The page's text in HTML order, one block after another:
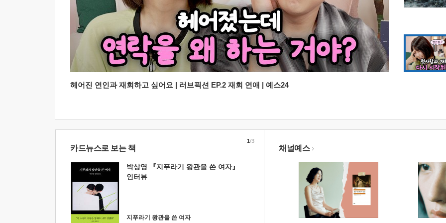
헤어진 연인과 재회하고 싶어요 | 러브픽션 EP.2 재회 연애 | 예스24
카드뉴스로 보는 책
박상영 『지푸라기 왕관을 쓴 여자』
인터뷰
지푸라기 왕관을 쓴 여자
1/3
채널예스